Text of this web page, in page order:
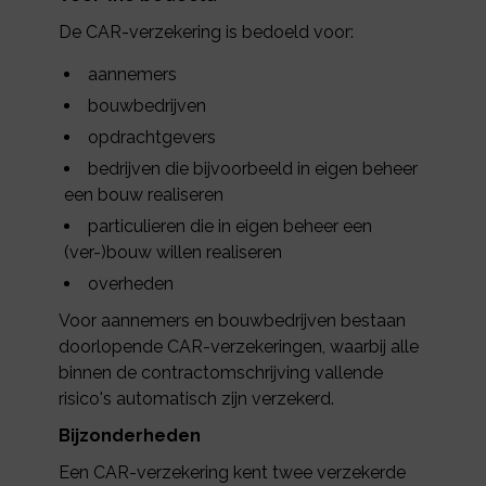
De CAR-verzekering is bedoeld voor:
aannemers
bouwbedrijven
opdrachtgevers
bedrijven die bijvoorbeeld in eigen beheer
een bouw realiseren
particulieren die in eigen beheer een
(ver-)bouw willen realiseren
overheden
Voor aannemers en bouwbedrijven bestaan
doorlopende CAR-verzekeringen, waarbij alle
binnen de contractomschrijving vallende
risico's automatisch zijn verzekerd.
Bijzonderheden
Een CAR-verzekering kent twee verzekerde